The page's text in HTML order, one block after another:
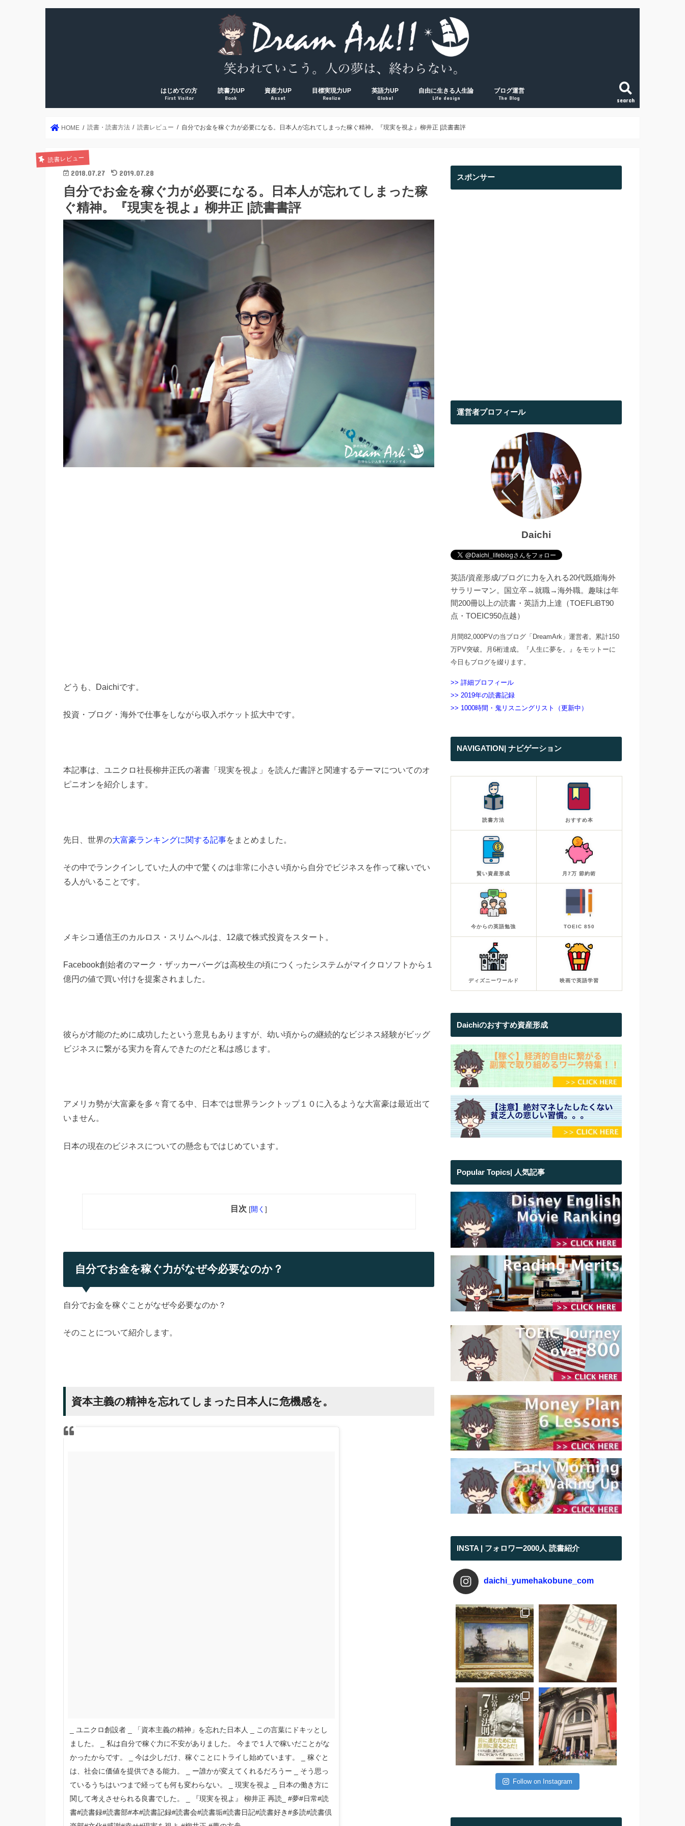
search
はじめての方
First Visitor
読書力UP
Book
資産力UP
Asset
目標実現力UP
Realize
英語力UP
Global
自由に生きる人生論
Life design
ブログ運営
The Blog
HOME 読書・読書方法 読書レビュー 自分でお金を稼ぐ力が必要になる。日本人が忘れてしまった稼ぐ精神。『現実を視よ』柳井正 |読書書評
読書レビュー
2018.07.27 2019.07.28
自分でお金を稼ぐ力が必要になる。日本人が忘れてしまった稼
ぐ精神。『現実を視よ』柳井正 |読書書評
どうも、Daichiです。
投資・ブログ・海外で仕事をしながら収入ポケット拡大中です。
本記事は、ユニクロ社長柳井正氏の著書「現実を視よ」を読んだ書評と関連するテーマについてのオ
ピニオンを紹介します。
先日、世界の大富豪ランキングに関する記事をまとめました。
その中でランクインしていた人の中で驚くのは非常に小さい頃から自分でビジネスを作って稼いでい
る人がいることです。
メキシコ通信王のカルロス・スリムヘルは、12歳で株式投資をスタート。
Facebook創始者のマーク・ザッカーバーグは高校生の頃につくったシステムがマイクロソフトから１
億円の値で買い付けを提案されました。
彼らが才能のために成功したという意見もありますが、幼い頃からの継続的なビジネス経験がビッグ
ビジネスに繋がる実力を育んできたのだと私は感じます。
アメリカ勢が大富豪を多々育てる中、日本では世界ランクトップ１０に入るような大富豪は最近出て
いません。
日本の現在のビジネスについての懸念もではじめています。
目次 [開く ]
自分でお金を稼ぐ力がなぜ今必要なのか？
自分でお金を稼ぐことがなぜ今必要なのか？
そのことについて紹介します。
資本主義の精神を忘れてしまった日本人に危機感を。
_ ユニクロ創設者 _ 「資本主義の精神」を忘れた日本人 _ この言葉にドキッとし
ました。 _ 私は自分で稼ぐ力に不安がありました。 今まで１人で稼いだことがな
かったからです。 _ 今は少しだけ、稼ぐことにトライし始めています。 _ 稼ぐと
は、社会に価値を提供できる能力。 _ ー誰かが変えてくれるだろうー _ そう思っ
ているうちはいつまで経っても何も変わらない。 _ 現実を視よ _ 日本の働き方に
関して考えさせられる良書でした。 _ 『現実を視よ』 柳井正 再読_ #夢#日常#読
書#読書録#読書部#本#読書記録#読書会#読書垢#読書日記#読書好き#多読#読書倶
スポンサー
運営者プロフィール
Daichi
英語/資産形成/ブログに力を入れる20代既婚海外
サラリーマン。国立卒→就職→海外職。趣味は年
間200冊以上の読書・英語力上達（TOEFLiBT90
点・TOEIC950点越）
月間82,000PVの当ブログ「DreamArk」運営者。累計150
万PV突破。月6桁達成。『人生に夢を。』をモットーに
今日もブログを綴ります。
>> 詳細プロフィール
>> 2019年の読書記録
>> 1000時間・鬼リスニングリスト（更新中）
NAVIGATION| ナビゲーション
読書方法 おすすめ本
賢い資産形成 月7万 節約術
今からの英語勉強 TOEIC 850
ディズニーワールド 映画で英語学習
Daichiのおすすめ資産形成
Popular Topics| 人気記事
INSTA | フォロワー2000人 読書紹介
daichi_yumehakobune_com
Follow on Instagram